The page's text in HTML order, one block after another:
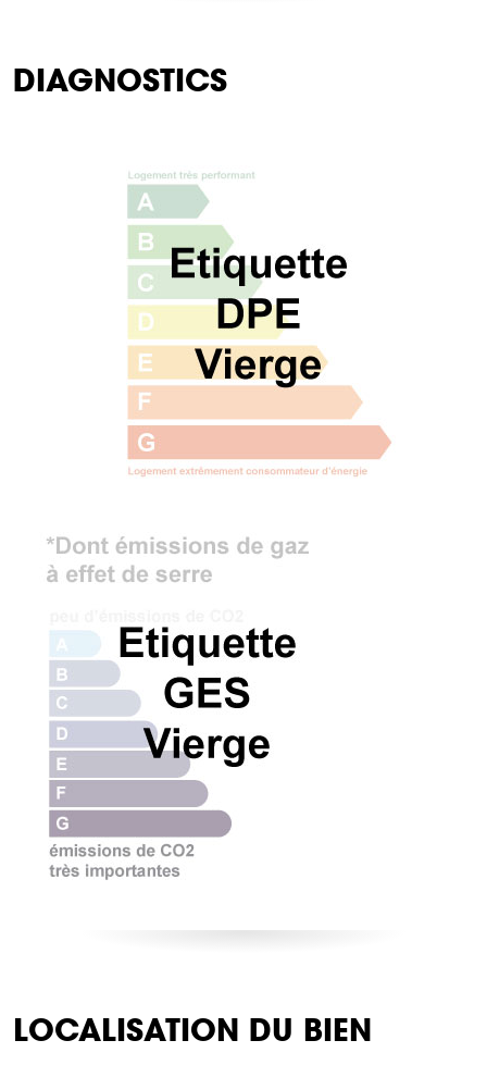
DIAGNOSTICS
LOCALISATION DU BIEN